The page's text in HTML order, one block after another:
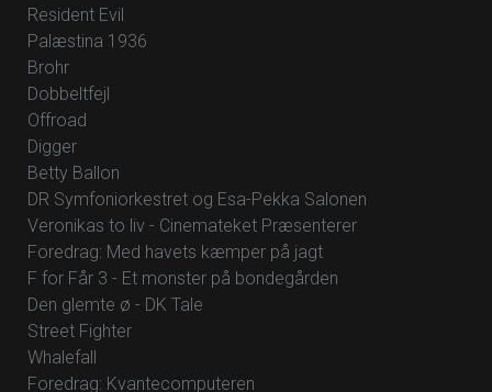
Resident Evil
Palæstina 1936
Brohr
Dobbeltfejl
Offroad
Digger
Betty Ballon
DR Symfoniorkestret og Esa-Pekka Salonen
Veronikas to liv - Cinemateket Præsenterer
Foredrag: Med havets kæmper på jagt
F for Får 3 - Et monster på bondegården
Den glemte ø - DK Tale
Street Fighter
Whalefall
Foredrag: Kvantecomputeren